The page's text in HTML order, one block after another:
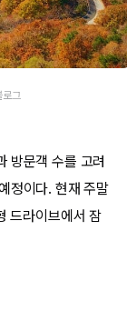
로그
방문객 수를 고려
정이다. 현재 주말
드라이브에서 잠